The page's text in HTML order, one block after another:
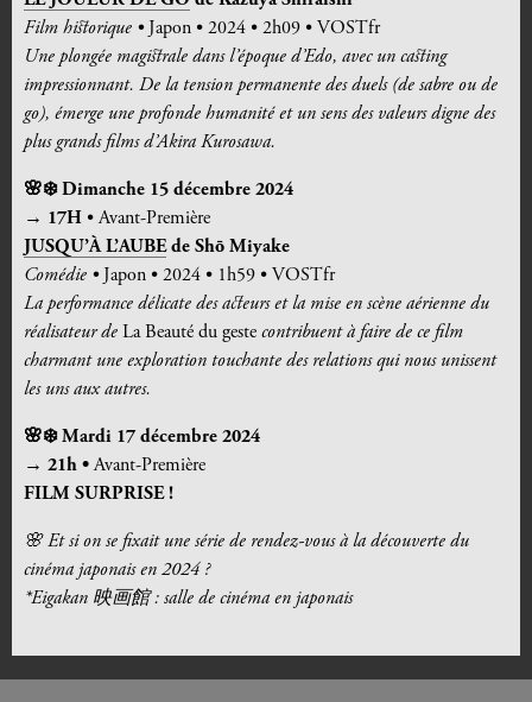
Film historique •Japon • 2024 • 2h09 • VOSTfr
Une plongée magistrale dans l’époque d’Edo, avec un casting
impressionnant. De la tension permanente des duels (de sabre ou de
go), émerge une profonde humanité et un sens des valeurs digne des
plus grands films d’Akira Kurosawa.
🌸❄️ Dimanche 15 décembre 2024
→ 17H • Avant-Première
JUSQU’À L’AUBEde Shō Miyake
Comédie • Japon • 2024 • 1h59 • VOSTfr
La performance délicate des acteurs et la mise en scène aérienne du
réalisateur de La Beauté du geste contribuent à faire de ce film
charmant une exploration touchante des relations qui nous unissent
les uns aux autres.
🌸❄️ Mardi 17 décembre 2024
→ 21h •Avant-Première
FILM SURPRISE !
🌸Et si on se fixait une série de rendez-vous à la découverte du
cinéma japonaisen 2024 ?
*Eigakan 映画館 : salle de cinéma en japonais